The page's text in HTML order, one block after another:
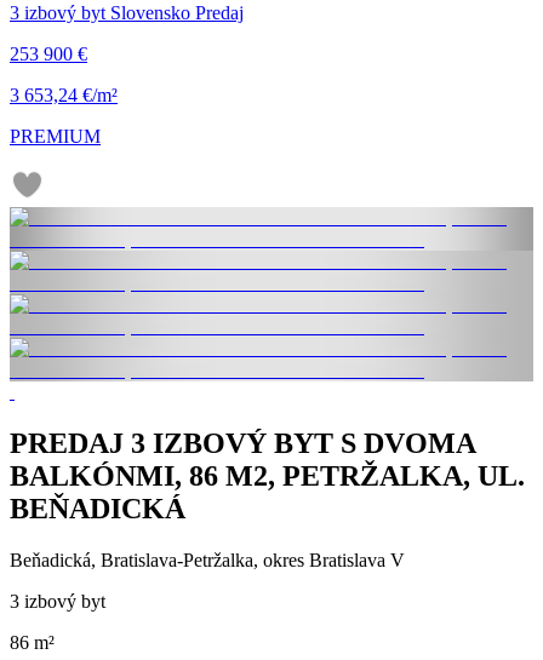
3 izbový byt Slovensko Predaj
253 900 €
3 653,24 €/m²
PREMIUM
PREDAJ 3 IZBOVÝ BYT S DVOMA
BALKÓNMI, 86 M2, PETRŽALKA, UL.
BEŇADICKÁ
Beňadická, Bratislava-Petržalka, okres Bratislava V
3 izbový byt
86 m²